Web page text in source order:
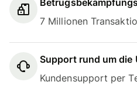
7 Millionen
Support rund um die
Kundensupport per